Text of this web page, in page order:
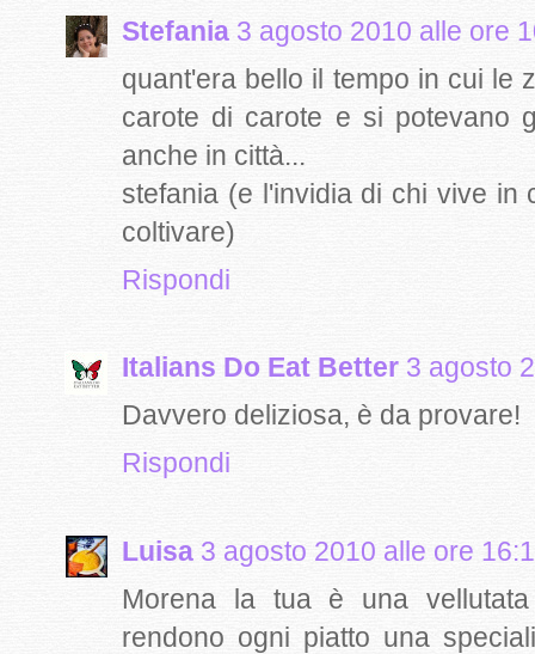
Stefania 3 agosto 2010 alle ore
quant'era bello il tempo in cui le
carote di carote e si potevano
anche in città...
stefania (e l'invidia di chi vive in
coltivare)
Rispondi
Italians Do Eat Better 3 agosto
Davvero deliziosa, è da provare!
Rispondi
Luisa 3 agosto 2010 alle ore
Morena la tua è una vellutata
rendono ogni piatto una